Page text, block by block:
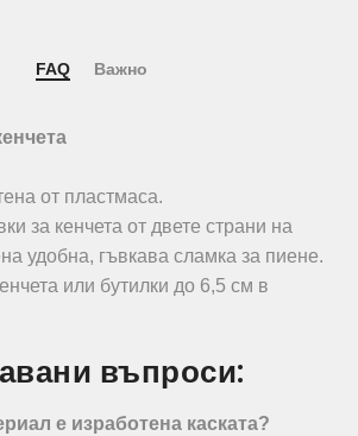
FAQ Важно
от пластмаса.
за кенчета от двете страни на
удобна, гъвкава сламка за пиене.
или бутилки до 6,5 см в
въпроси:
е изработена каската?